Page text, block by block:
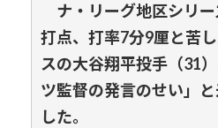
ナ・リーグ地区シリー
打点、打率7分9厘と苦
スの大谷翔平投手（31
ツ監督の発言のせい」
した。